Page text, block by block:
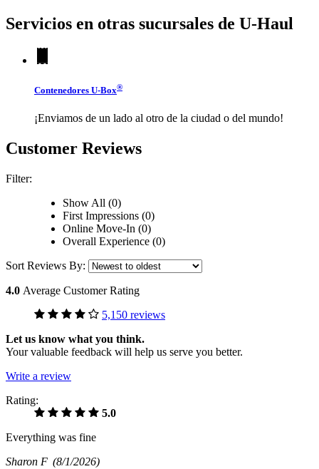
Servicios en otras sucursales de U-Haul
Contenedores U-Box®
¡Enviamos de un lado al otro de la ciudad o del mundo!
Customer Reviews
Filter:
Show All (0)
First Impressions (0)
Online Move-In (0)
Overall Experience (0)
Sort Reviews By:
4.0 Average Customer Rating
5,150 reviews
Let us know what you think.
Your valuable feedback will help us serve you better.
Write a review
Rating:
5.0
Everything was fine
Sharon F (8/1/2026)